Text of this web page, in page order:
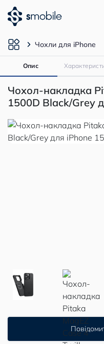
Чохли для iPhone
Опис
Чохол-накладка
1500D Black/Grey